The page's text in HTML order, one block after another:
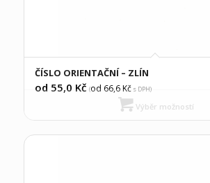
ČÍSLO ORIENTAČNÍ – ZLÍN
od 55,0 Kč (od 66,6Kčs DPH)
Výběr možností